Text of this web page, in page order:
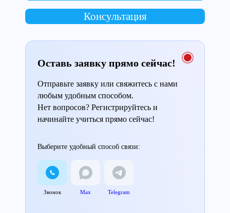
Консультация
Оставь заявку прямо сейчас!
Отправьте заявку или свяжитесь с нами
любым удобным способом.
Нет вопросов? Регистрируйтесь и
начинайте учиться прямо сейчас!
Выберите удобный способ связи:
Звонок Max Telegram